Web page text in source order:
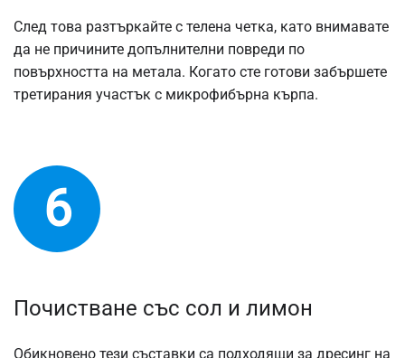
След това разтъркайте с телена четка, като внимавате
да не причините допълнителни повреди по
повърхността на метала. Когато сте готови забършете
третирания участък с микрофибърна кърпа.
6
Почистване със сол и лимон
Обикновено тези съставки са подходящи за дресинг на